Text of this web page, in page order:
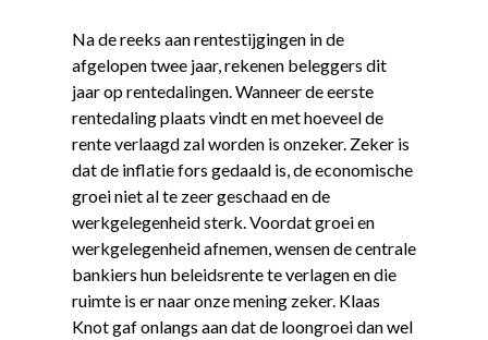
Na de reeks aan rentestijgingen in de
afgelopen twee jaar, rekenen beleggers dit
jaar op rentedalingen. Wanneer de eerste
rentedaling plaats vindt en met hoeveel de
rente verlaagd zal worden is onzeker. Zeker is
dat de inflatie fors gedaald is, de economische
groei niet al te zeer geschaad en de
werkgelegenheid sterk. Voordat groei en
werkgelegenheid afnemen, wensen de centrale
bankiers hun beleidsrente te verlagen en die
ruimte is er naar onze mening zeker. Klaas
Knot gaf onlangs aan dat de loongroei dan wel